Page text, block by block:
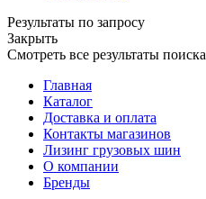
Результаты по запросу
Закрыть
Смотреть все результаты поиска
Главная
Каталог
Доставка и оплата
Контакты магазинов
Лизинг грузовых шин
О компании
Бренды